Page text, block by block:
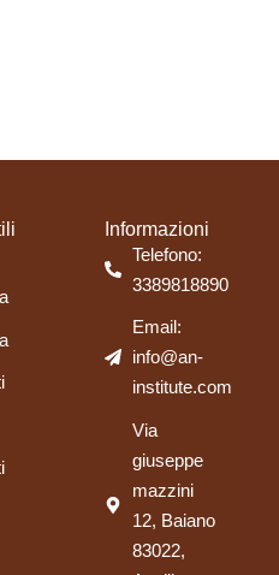
Informazioni
Telefono:
3389818890
Email:
info@an-
institute.com
Via
giuseppe
mazzini
12, Baiano
83022,